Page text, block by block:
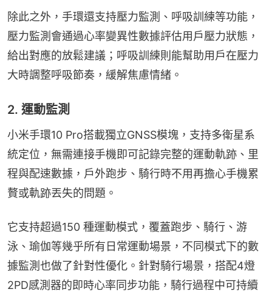
除此之外，手環還支持壓力監測、呼吸訓練等功能，
壓力監測會通過心率變異性數據評估用戶壓力狀態，
給出對應的放鬆建議；呼吸訓練則能幫助用戶在壓力
大時調整呼吸節奏，緩解焦慮情緒。
2. 運動監測
小米手環10 Pro搭載獨立GNSS模塊，支持多衛星系
統定位，無需連接手機即可記錄完整的運動軌跡、里
程與配速數據，戶外跑步、騎行時不用再擔心手機累
贅或軌跡丟失的問題。
它支持超過150 種運動模式，覆蓋跑步、騎行、游
泳、瑜伽等幾乎所有日常運動場景，不同模式下的數
據監測也做了針對性優化。針對騎行場景，搭配4燈
2PD感測器的即時心率同步功能，騎行過程中可持續